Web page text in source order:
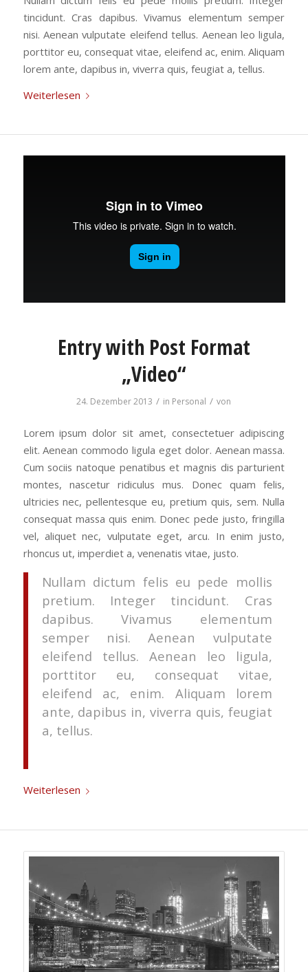
tincidunt. Cras dapibus. Vivamus elementum semper
nisi. Aenean vulputate eleifend tellus. Aenean leo ligula,
porttitor eu, consequat vitae, eleifend ac, enim. Aliquam
lorem ante, dapibus in, viverra quis, feugiat a, tellus.
Weiterlesen
Entry with Post Format
„Video“
24. Dezember 2013 / in Personal / von
Lorem ipsum dolor sit amet, consectetuer adipiscing
elit. Aenean commodo ligula eget dolor. Aenean massa.
Cum sociis natoque penatibus et magnis dis parturient
montes, nascetur ridiculus mus. Donec quam felis,
ultricies nec, pellentesque eu, pretium quis, sem. Nulla
consequat massa quis enim. Donec pede justo, fringilla
vel, aliquet nec, vulputate eget, arcu. In enim justo,
rhoncus ut, imperdiet a, venenatis vitae, justo.
Nullam dictum felis eu pede mollis
pretium. Integer tincidunt. Cras
dapibus. Vivamus elementum
semper nisi. Aenean vulputate
eleifend tellus. Aenean leo ligula,
porttitor eu, consequat vitae,
eleifend ac, enim. Aliquam lorem
ante, dapibus in, viverra quis, feugiat
a, tellus.
Weiterlesen